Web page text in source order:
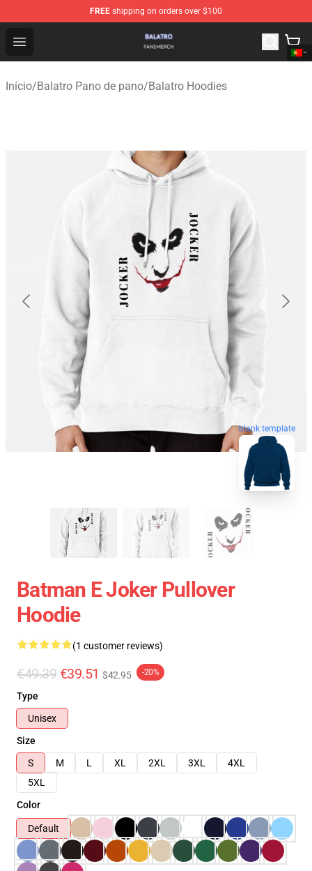
FREE shipping on orders over $100
Open menu
Balatro Shop - Official Balatro Merchandise Store
Início/Balatro Pano de pano/Balatro Hoodies
blank template
Batman E Joker Pullover
Hoodie
(1 customer reviews)
€49.39 €39.51 $42.95 -20%
Type
Unisex
Size
S
M L XL 2XL 3XL
4XL
5XL
Color
Default